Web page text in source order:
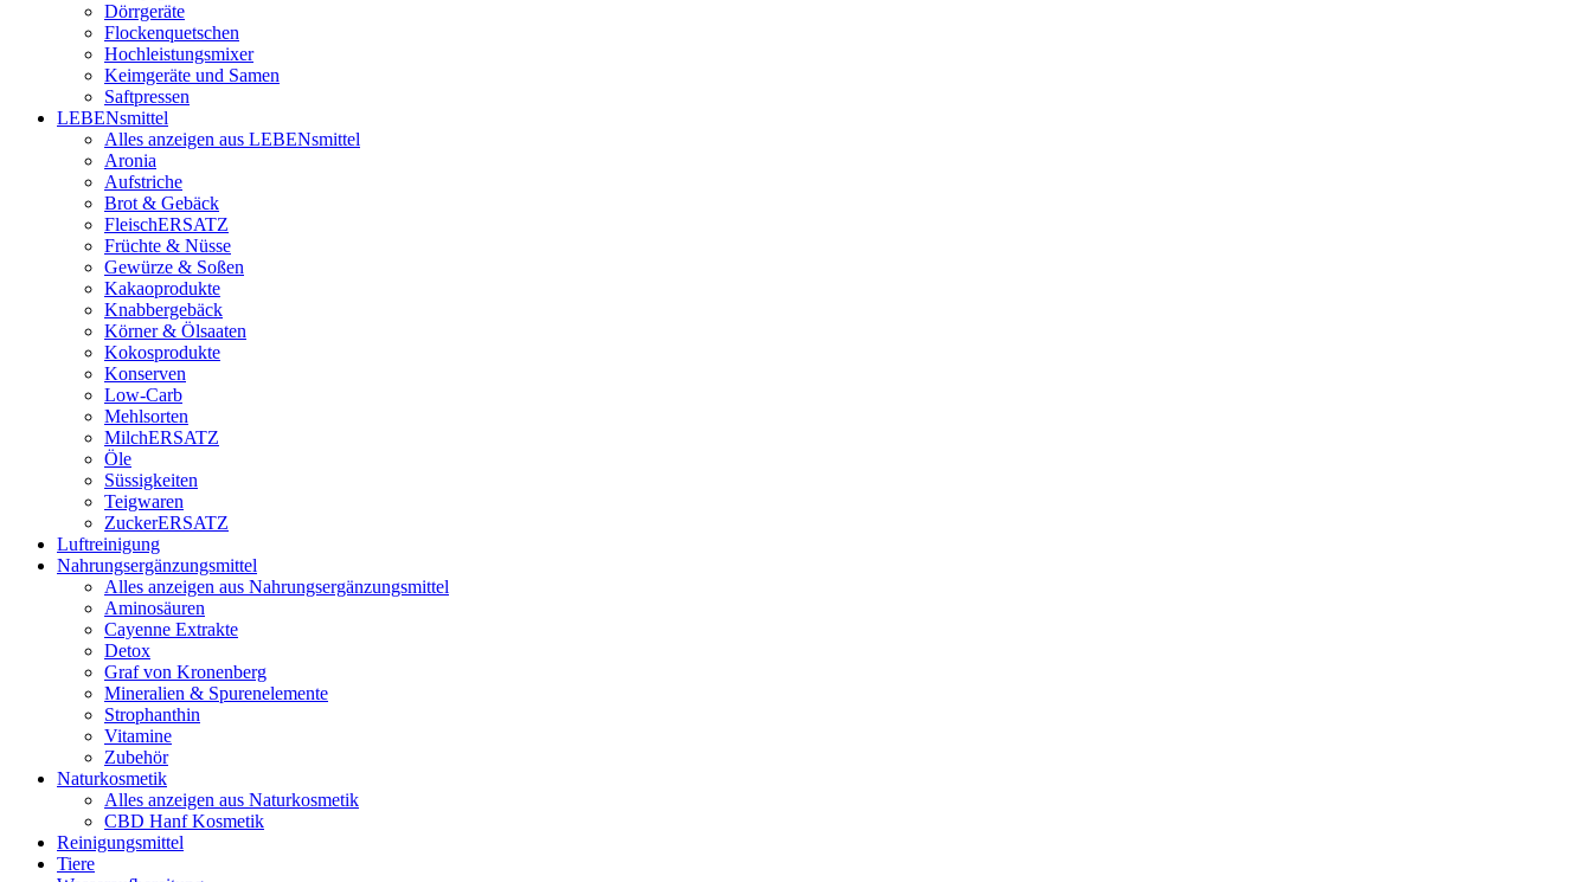
Dörrgeräte
Flockenquetschen
Hochleistungsmixer
Keimgeräte und Samen
Saftpressen
LEBENsmittel
Alles anzeigen aus LEBENsmittel
Aronia
Aufstriche
Brot & Gebäck
FleischERSATZ
Früchte & Nüsse
Gewürze & Soßen
Kakaoprodukte
Knabbergebäck
Körner & Ölsaaten
Kokosprodukte
Konserven
Low-Carb
Mehlsorten
MilchERSATZ
Öle
Süssigkeiten
Teigwaren
ZuckerERSATZ
Luftreinigung
Nahrungsergänzungsmittel
Alles anzeigen aus Nahrungsergänzungsmittel
Aminosäuren
Cayenne Extrakte
Detox
Graf von Kronenberg
Mineralien & Spurenelemente
Strophanthin
Vitamine
Zubehör
Naturkosmetik
Alles anzeigen aus Naturkosmetik
CBD Hanf Kosmetik
Reinigungsmittel
Tiere